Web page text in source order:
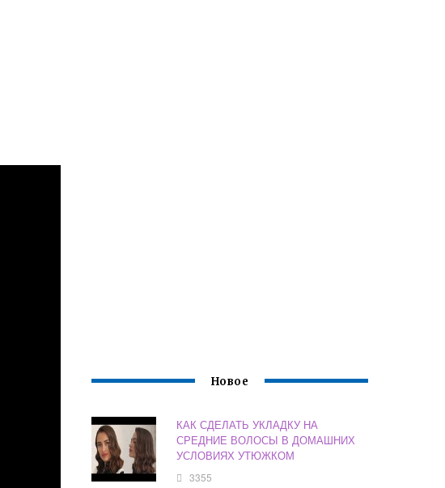
Новое
КАК СДЕЛАТЬ УКЛАДКУ НА
СРЕДНИЕ ВОЛОСЫ В ДОМАШНИХ
УСЛОВИЯХ УТЮЖКОМ
3355